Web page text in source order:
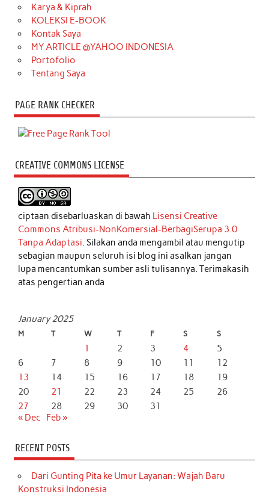
Karya & Kiprah
KOLEKSI E-BOOK
Kontak Saya
MY ARTICLE @YAHOO INDONESIA
Portofolio
Tentang Saya
PAGE RANK CHECKER
CREATIVE COMMONS LICENSE
ciptaan disebarluaskan di bawah Lisensi Creative
Commons Atribusi-NonKomersial-BerbagiSerupa 3.0
Tanpa Adaptasi. Silakan anda mengambil atau mengutip
sebagian maupun seluruh isi blog ini asalkan jangan
lupa mencantumkan sumber asli tulisannya. Terimakasih
atas pengertian anda
January 2025
M T W T F S S
1 2 3 4
5
6
7 8 9 10 11
12
13
14 15 16 17 18
19
20
21 22 23 24 25
26
27
28 29 30
31
« Dec
Feb »
RECENT POSTS
Dari Gunting Pita ke Umur Layanan: Wajah Baru
Konstruksi Indonesia